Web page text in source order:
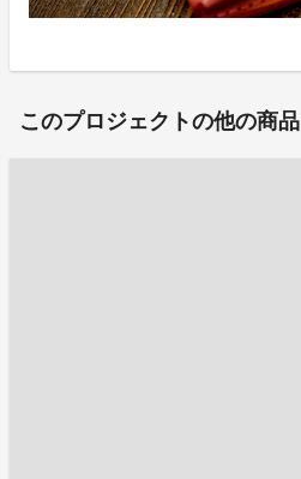
このプロジェクトの他の商品